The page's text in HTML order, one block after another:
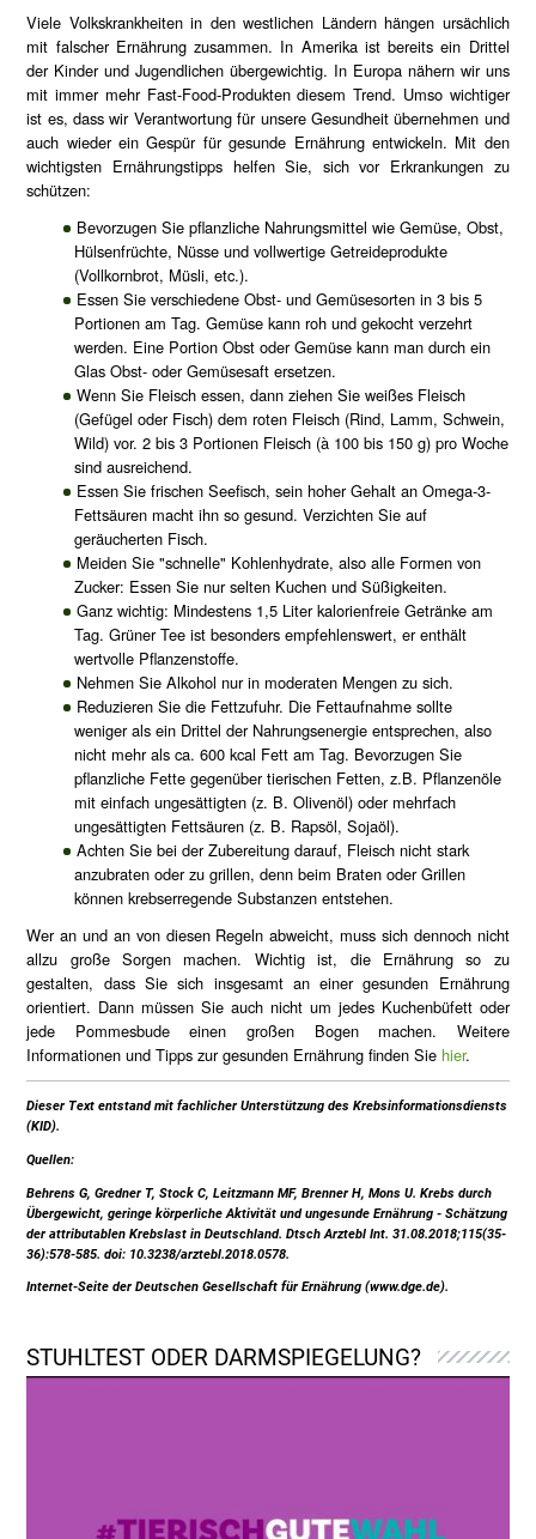
Viele Volkskrankheiten in den westlichen Ländern hängen ursächlich
mit falscher Ernährung zusammen. In Amerika ist bereits ein Drittel
der Kinder und Jugendlichen übergewichtig. In Europa nähern wir uns
mit immer mehr Fast-Food-Produkten diesem Trend. Umso wichtiger
ist es, dass wir Verantwortung für unsere Gesundheit übernehmen und
auch wieder ein Gespür für gesunde Ernährung entwickeln. Mit den
wichtigsten Ernährungstipps helfen Sie, sich vor Erkrankungen zu
schützen:
Bevorzugen Sie pflanzliche Nahrungsmittel wie Gemüse, Obst,
Hülsenfrüchte, Nüsse und vollwertige Getreideprodukte
(Vollkornbrot, Müsli, etc.).
Essen Sie verschiedene Obst- und Gemüsesorten in 3 bis 5
Portionen am Tag. Gemüse kann roh und gekocht verzehrt
werden. Eine Portion Obst oder Gemüse kann man durch ein
Glas Obst- oder Gemüsesaft ersetzen.
Wenn Sie Fleisch essen, dann ziehen Sie weißes Fleisch
(Gefügel oder Fisch) dem roten Fleisch (Rind, Lamm, Schwein,
Wild) vor. 2 bis 3 Portionen Fleisch (à 100 bis 150 g) pro Woche
sind ausreichend.
Essen Sie frischen Seefisch, sein hoher Gehalt an Omega-3-
Fettsäuren macht ihn so gesund. Verzichten Sie auf
geräucherten Fisch.
Meiden Sie "schnelle" Kohlenhydrate, also alle Formen von
Zucker: Essen Sie nur selten Kuchen und Süßigkeiten.
Ganz wichtig: Mindestens 1,5 Liter kalorienfreie Getränke am
Tag. Grüner Tee ist besonders empfehlenswert, er enthält
wertvolle Pflanzenstoffe.
Nehmen Sie Alkohol nur in moderaten Mengen zu sich.
Reduzieren Sie die Fettzufuhr. Die Fettaufnahme sollte
weniger als ein Drittel der Nahrungsenergie entsprechen, also
nicht mehr als ca. 600 kcal Fett am Tag. Bevorzugen Sie
pflanzliche Fette gegenüber tierischen Fetten, z.B. Pflanzenöle
mit einfach ungesättigten (z. B. Olivenöl) oder mehrfach
ungesättigten Fettsäuren (z. B. Rapsöl, Sojaöl).
Achten Sie bei der Zubereitung darauf, Fleisch nicht stark
anzubraten oder zu grillen, denn beim Braten oder Grillen
können krebserregende Substanzen entstehen.
Wer an und an von diesen Regeln abweicht, muss sich dennoch nicht
allzu große Sorgen machen. Wichtig ist, die Ernährung so zu
gestalten, dass Sie sich insgesamt an einer gesunden Ernährung
orientiert. Dann müssen Sie auch nicht um jedes Kuchenbüfett oder
jede Pommesbude einen großen Bogen machen. Weitere
Informationen und Tipps zur gesunden Ernährung finden Siehier.
Dieser Text entstand mit fachlicher Unterstützung des Krebsinformationsdiensts
(KID).
Quellen:
Behrens G, Gredner T, Stock C, Leitzmann MF, Brenner H, Mons U. Krebs durch
Übergewicht, geringe körperliche Aktivität und ungesunde Ernährung - Schätzung
der attributablen Krebslast in Deutschland. Dtsch Arztebl Int. 31.08.2018;115(35-
36):578-585. doi: 10.3238/arztebl.2018.0578.
Internet-Seite der Deutschen Gesellschaft für Ernährung (www.dge.de).
STUHLTEST ODER DARMSPIEGELUNG?